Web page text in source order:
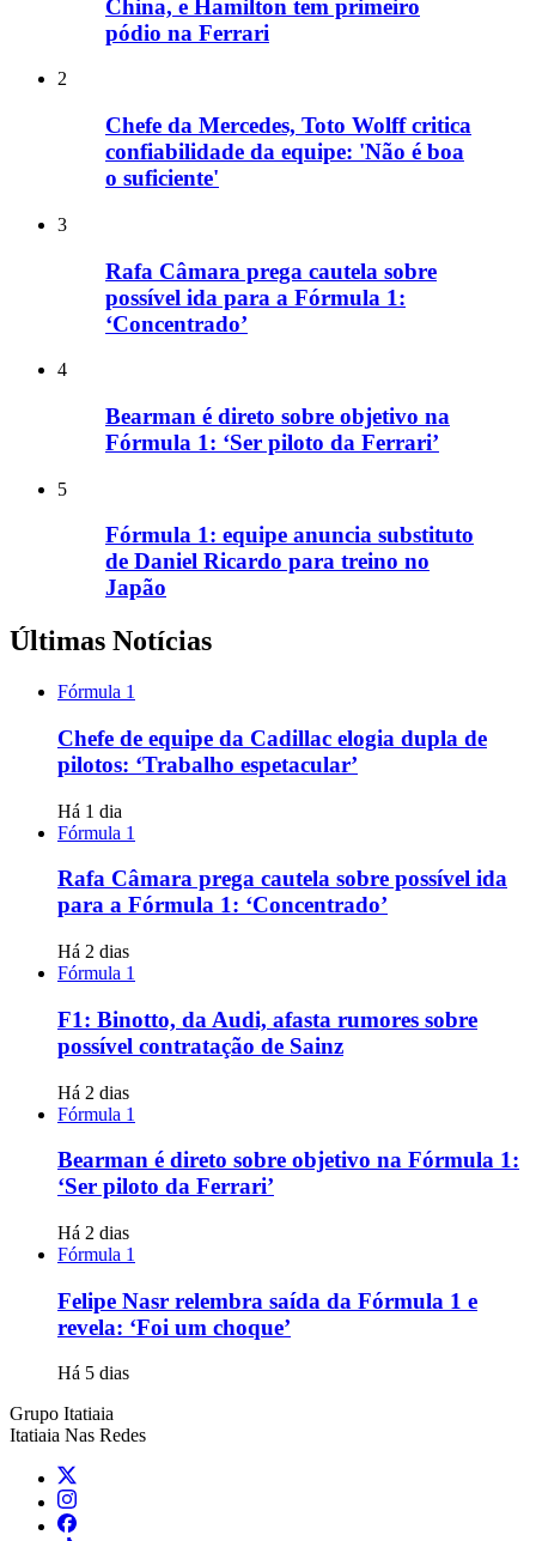
China, e Hamilton tem primeiro
pódio na Ferrari
2
Chefe da Mercedes, Toto Wolff critica
confiabilidade da equipe: 'Não é boa
o suficiente'
3
Rafa Câmara prega cautela sobre
possível ida para a Fórmula 1:
‘Concentrado’
4
Bearman é direto sobre objetivo na
Fórmula 1: ‘Ser piloto da Ferrari’
5
Fórmula 1: equipe anuncia substituto
de Daniel Ricardo para treino no
Japão
Últimas Notícias
Fórmula 1
Chefe de equipe da Cadillac elogia dupla de
pilotos: ‘Trabalho espetacular’
Há 1 dia
Fórmula 1
Rafa Câmara prega cautela sobre possível ida
para a Fórmula 1: ‘Concentrado’
Há 2 dias
Fórmula 1
F1: Binotto, da Audi, afasta rumores sobre
possível contratação de Sainz
Há 2 dias
Fórmula 1
Bearman é direto sobre objetivo na Fórmula 1:
‘Ser piloto da Ferrari’
Há 2 dias
Fórmula 1
Felipe Nasr relembra saída da Fórmula 1 e
revela: ‘Foi um choque’
Há 5 dias
Grupo Itatiaia
Itatiaia Nas Redes